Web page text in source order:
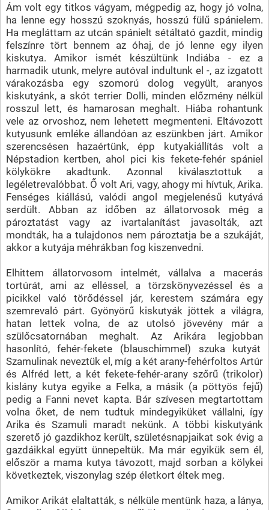
Ám volt egy titkos vágyam, mégpedig az, hogy jó volna,
ha lenne egy hosszú szoknyás, hosszú fülű spánielem.
Ha megláttam az utcán spánielt sétáltató gazdit, mindig
felszínre tört bennem az óhaj, de jó lenne egy ilyen
kiskutya. Amikor ismét készültünk Indiába - ez a
harmadik utunk, melyre autóval indultunk el -, az izgatott
várakozásba egy szomorú dolog vegyült, aranyos
kiskutyánk, a skót terrier Dolli, minden előzmény nélkül
rosszul lett, és hamarosan meghalt. Hiába rohantunk
vele az orvoshoz, nem lehetett megmenteni. Eltávozott
kutyusunk emléke állandóan az eszünkben járt. Amikor
szerencsésen hazaértünk, épp kutyakiállítás volt a
Népstadion kertben, ahol pici kis fekete-fehér spániel
kölykökre akadtunk. Azonnal kiválasztottuk a
legéletrevalóbbat. Ő volt Ari, vagy, ahogy mi hívtuk, Arika.
Fenséges kiállású, valódi angol megjelenésű kutyává
serdült. Abban az időben az állatorvosok még a
pároztatást vagy az ivartalanítást javasolták, azt
mondták, ha a tulajdonos nem pároztatja be a szukáját,
akkor a kutyája méhrákban fog kiszenvedni.
Elhittem állatorvosom intelmét, vállalva a macerás
tortúrát, ami az elléssel, a törzskönyvezéssel és a
picikkel való törődéssel jár, kerestem számára egy
szemrevaló párt. Gyönyörű kiskutyák jöttek a világra,
hatan lettek volna, de az utolsó jövevény már a
szülőcsatornában meghalt. Az Arikára legjobban
hasonlító, fehér-fekete (blauschimmel) szuka kutyát
Szamulinak neveztük el, míg a két arany-fehérfoltos Artúr
és Alfréd lett, a két fekete-fehér-arany szőrű (trikolor)
kislány kutya egyike a Felka, a másik (a pöttyös fejű)
pedig a Fanni nevet kapta. Bár szívesen megtartottam
volna őket, de nem tudtuk mindegyiküket vállalni, így
Arika és Szamuli maradt nekünk. A többi kiskutyánk
szerető jó gazdikhoz került, születésnapjaikat sok évig a
gazdáikkal együtt ünnepeltük. Ma már egyikük sem él,
először a mama kutya távozott, majd sorban a kölykei
következtek, viszonylag szép életkort éltek meg.
Amikor Arikát elaltatták, s nélküle mentünk haza, a lánya,